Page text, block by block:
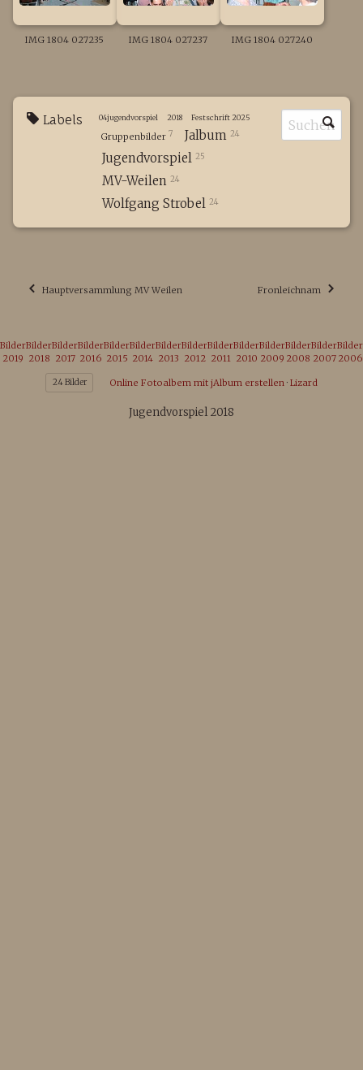
IMG 1804 027235 IMG 1804 027237 IMG 1804 027240
Labels 04jugendvorspiel 2018 Festschrift 2025
Gruppenbilder 7 Jalbum 24
Jugendvorspiel 25
MV-Weilen 24
Wolfgang Strobel 24
Hauptversammlung MV Weilen Fronleichnam
Bilder
2019
Bilder
2018
Bilder
2017
Bilder
2016
Bilder
2015
Bilder
2014
Bilder
2013
Bilder
2012
Bilder
2011
Bilder
2010
Bilder
2009
Bilder
2008
Bilder
2007
Bilder
2006
24 Bilder Online Fotoalbem mit jAlbum erstellen · Lizard
Jugendvorspiel 2018